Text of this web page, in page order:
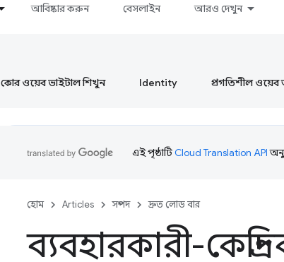
আবিষ্কার করুন বেসলাইন আরও দেখুন
কোর ওয়েব ভাইটাল শিখুন Identity প্রগতিশীল ওয়েব
এই পৃষ্ঠাটিCloud Translation API
হোম Articles সম্পদ দ্রুত লোড বার
ব্যবহারকারী-